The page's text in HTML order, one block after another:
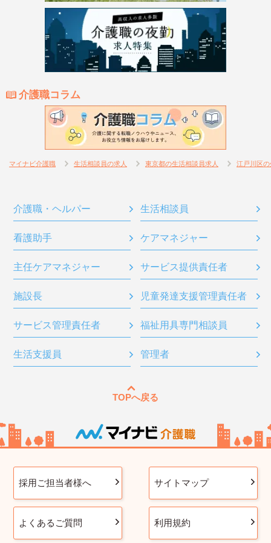
介護職コラム
マイナビ介護職 生活相談員の求人 東京都の生活相談員求人 江戸川区
介護職・ヘルパー 生活相談員
看護助手 ケアマネジャー
主任ケアマネジャー サービス提供責任者
施設長 児童発達支援管理責任者
サービス管理責任者 福祉用具専門相談員
生活支援員 管理者
TOPへ戻る
採用ご担当者様へ サイトマップ
よくあるご質問 利用規約